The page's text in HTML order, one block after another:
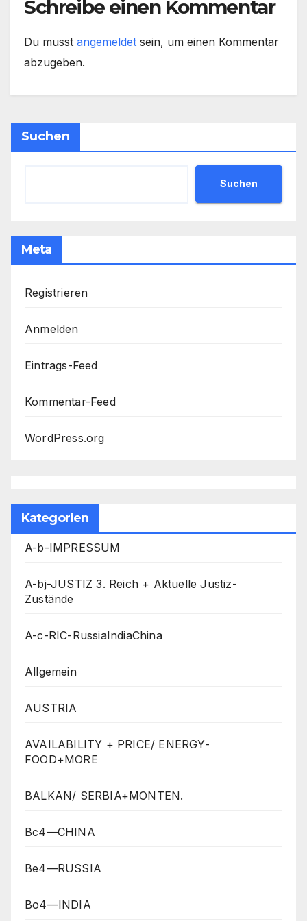
Schreibe einen Kommentar
Du musst angemeldet sein, um einen Kommentar
abzugeben.
Suchen
Suchen
Meta
Registrieren
Anmelden
Eintrags-Feed
Kommentar-Feed
WordPress.org
Kategorien
A-b-IMPRESSUM
A-bj-JUSTIZ 3. Reich + Aktuelle Justiz-
Zustände
A-c-RIC-RussiaIndiaChina
Allgemein
AUSTRIA
AVAILABILITY + PRICE/ ENERGY-
FOOD+MORE
BALKAN/ SERBIA+MONTEN.
Bc4—CHINA
Be4—RUSSIA
Bo4—INDIA